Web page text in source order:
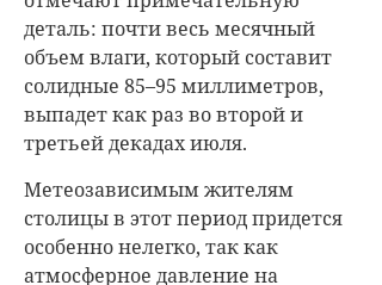
деталь: почти весь месячный
объем влаги, который составит
солидные 85–95 миллиметров,
выпадет как раз во второй и
третьей декадах июля.
Метеозависимым жителям
столицы в этот период придется
особенно нелегко, так как
атмосферное давление на